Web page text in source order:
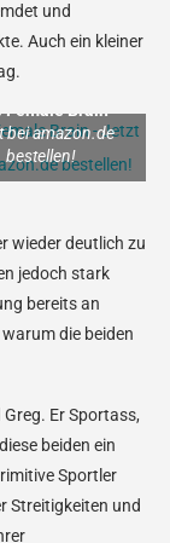
und
Auch ein kleiner
Female Brain
bei amazon.de
bestellen!
wieder deutlich zu
jedoch stark
bereits an
die beiden
Er Sportass,
beiden ein
Sportler
Streitigkeiten und